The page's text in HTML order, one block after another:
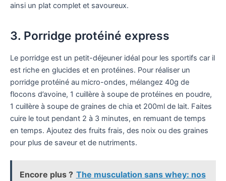
ainsi un plat complet et savoureux.
3. Porridge protéiné express
Le porridge est un petit-déjeuner idéal pour les sportifs car il
est riche en glucides et en protéines. Pour réaliser un
porridge protéiné au micro-ondes, mélangez 40g de
flocons d’avoine, 1 cuillère à soupe de protéines en poudre,
1 cuillère à soupe de graines de chia et 200ml de lait. Faites
cuire le tout pendant 2 à 3 minutes, en remuant de temps
en temps. Ajoutez des fruits frais, des noix ou des graines
pour plus de saveur et de nutriments.
Encore plus ? The musculation sans whey: nos